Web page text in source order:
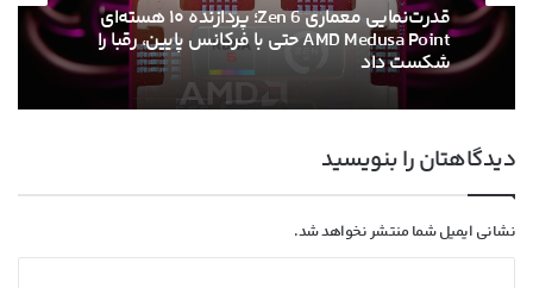
4 هفته پیش
قدرت‌نمایی معماری Zen 6؛ پردازنده ۱۰ هسته‌ای
AMD Medusa Point حتی با فرکانس پایین، رقبا را
۱۳ خرداد ۱۴۰۵
ام‌اس‌آی با خنک‌کننده حرارتی الماس و فیوزهای
گرافیک انویدیا رفت
دیدگاهتان را بنویسید
نشانی ایمیل شما منتشر نخواهد شد.